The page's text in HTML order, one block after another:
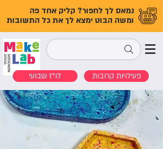
נמאס לך לחפור? קליק אחד פה
ומשה הבוט ימצא לך את כל התשובות
לו"ז שבועי פעילויות קרובות